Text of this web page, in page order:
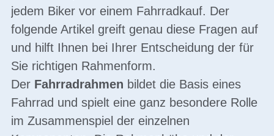
jedem Biker vor einem Fahrradkauf. Der
folgende Artikel greift genau diese Fragen auf
und hilft Ihnen bei Ihrer Entscheidung der für
Sie richtigen Rahmenform.
Der Fahrradrahmen bildet die Basis eines
Fahrrad und spielt eine ganz besondere Rolle
im Zusammenspiel der einzelnen